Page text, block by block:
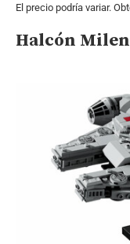
El precio podría variar.
Halcón